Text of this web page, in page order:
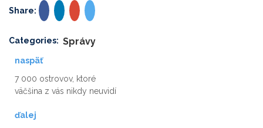
Share:
Categories: Správy
naspäť
7 000 ostrovov, ktoré
väčšina z vás nikdy neuvidí
ďalej